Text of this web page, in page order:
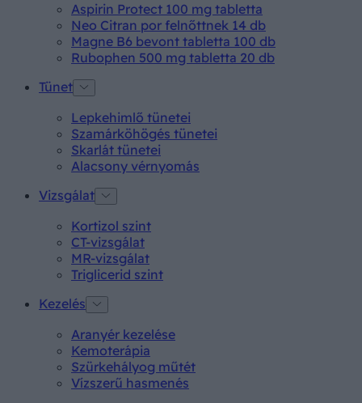
Aspirin Protect 100 mg tabletta
Neo Citran por felnőttnek 14 db
Magne B6 bevont tabletta 100 db
Rubophen 500 mg tabletta 20 db
Tünet
Lepkehimlő tünetei
Szamárköhögés tünetei
Skarlát tünetei
Alacsony vérnyomás
Vizsgálat
Kortizol szint
CT-vizsgálat
MR-vizsgálat
Triglicerid szint
Kezelés
Aranyér kezelése
Kemoterápia
Szürkehályog műtét
Vízszerű hasmenés